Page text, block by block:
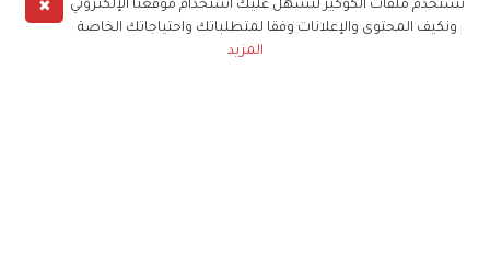
✖
نستخدم ملفات الكوكيز لنسهل عليك استخدام موقعنا الإلكتروني
ونكيف المحتوى والإعلانات وفقا لمتطلباتك واحتياجاتك الخاصة
المزيد